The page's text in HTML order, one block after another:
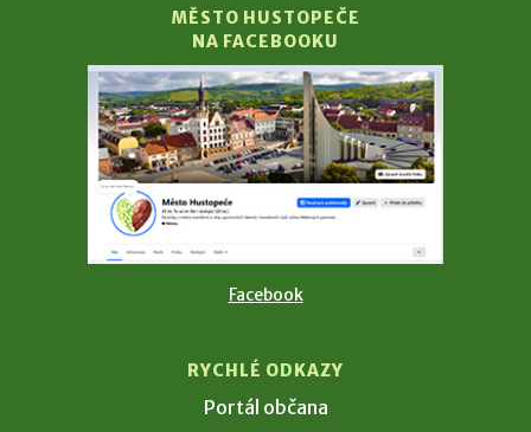
MĚSTO HUSTOPEČE
NA FACEBOOKU
Facebook
RYCHLÉ ODKAZY
Portál občana